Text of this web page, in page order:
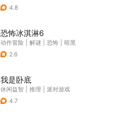
4.8
恐怖冰淇淋6
动作冒险 解谜 恐怖
暗黑
2.6
我是卧底
休闲益智 推理
派对游戏
4.7